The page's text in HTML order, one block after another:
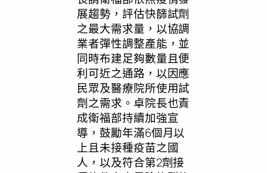
展趨勢，評估快篩試劑
之最大需求量，以協調
業者彈性調整產能，並
同時布建足夠數量且便
利可近之通路，以因應
民眾及醫療院所使用試
劑之需求。卓院長也責
成衛福部持續加強宣
導，鼓勵年滿6個月以
上且未接種疫苗之國
人，以及符合第2劑接